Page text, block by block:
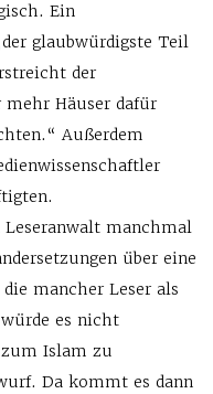
Ein
glaubwürdigste Teil
der
Häuser dafür
Außerdem
Leseranwalt manchmal
über eine
mancher Leser als
es nicht
Islam zu
Da kommt es dann